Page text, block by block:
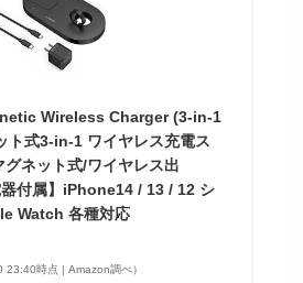
Wireless Charger (3-in-1
ト式3-in-1 ワイヤレス充電ス
グネット式/ワイヤレス出
付属】iPhone14 / 13 / 12 シ
Watch 各種対応
23:40時点 | Amazon調べ）